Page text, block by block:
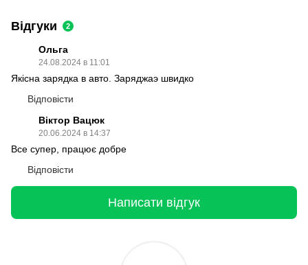
Відгуки 2
Ольга
24.08.2024 в 11:01
Якісна зарядка в авто. Заряджаэ швидко
Відповісти
Віктор Вацюк
20.06.2024 в 14:37
Все супер, працює добре
Відповісти
Написати відгук